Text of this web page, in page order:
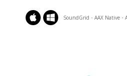
SoundGrid・AAX Native